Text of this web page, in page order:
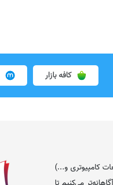
کافه بازار
کامپیوتری و...)